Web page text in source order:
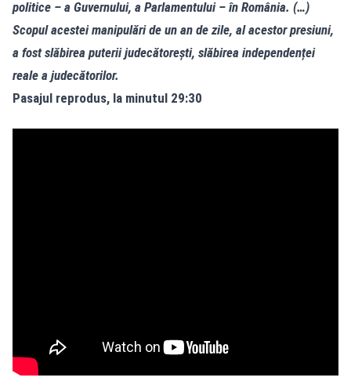
politice – a Guvernului, a Parlamentului – în România. (…)
Scopul acestei manipulări de un an de zile, al acestor presiuni,
a fost slăbirea puterii judecătorești, slăbirea independenței
reale a judecătorilor.
Pasajul reprodus, la minutul 29:30